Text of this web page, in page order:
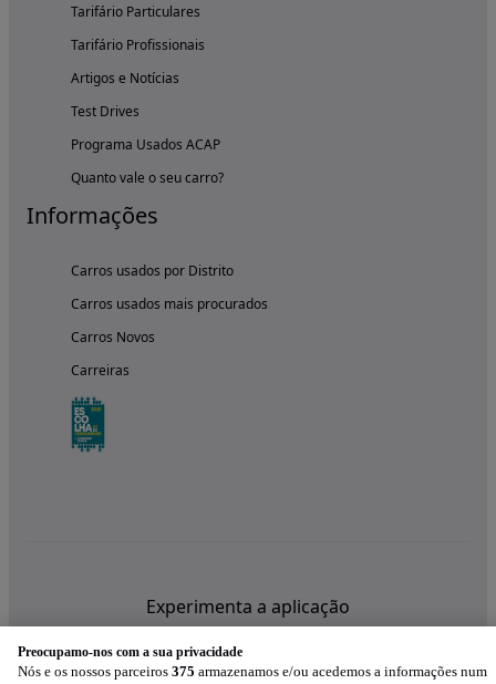
Tarifário Particulares
Tarifário Profissionais
Artigos e Notícias
Test Drives
Programa Usados ACAP
Quanto vale o seu carro?
Informações
Carros usados por Distrito
Carros usados mais procurados
Carros Novos
Carreiras
Experimenta a aplicação
Preocupamo-nos com a sua privacidade
Nós e os nossos parceiros 375 armazenamos e/ou acedemos a informações num